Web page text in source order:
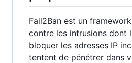
Fail2Ban est un
contre les intrusions dont
bloquer les adresses IP
tentent de pénétrer dans